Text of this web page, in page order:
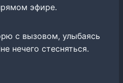
эфире.
с вызовом, улыбаясь
нечего стесняться.